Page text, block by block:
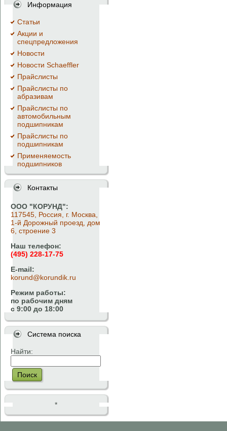
Информация
Cтатьи
Акции и
спецпредложения
Новости
Новости Schaeffler
Прайслисты
Прайслисты по
абразивам
Прайслисты по
автомобильным
подшипникам
Прайслисты по
подшипникам
Применяемость
подшипников
Контакты
ООО "КОРУНД":
117545, Россия, г. Москва,
1-й Дорожный проезд, дом
6, строение 3
Наш телефон:
(495) 228-17-75
E-mail:
korund@korundik.ru
Режим работы:
по рабочим дням
с 9:00 до 18:00
Система поиска
Найти:
Поиск
*